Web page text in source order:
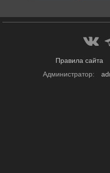
Правила сайта
Администратор: